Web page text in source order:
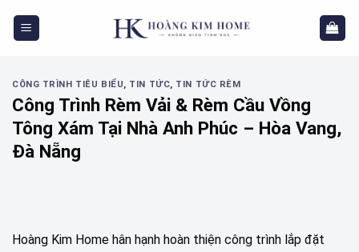
CÔNG TRÌNH TIÊU BIỂU, TIN TỨC, TIN TỨC RÈM
Công Trình Rèm Vải & Rèm Cầu Vồng
Tông Xám Tại Nhà Anh Phúc – Hòa Vang,
Đà Nẵng
Hoàng Kim Home hân hạnh hoàn thiện công trình lắp đặt